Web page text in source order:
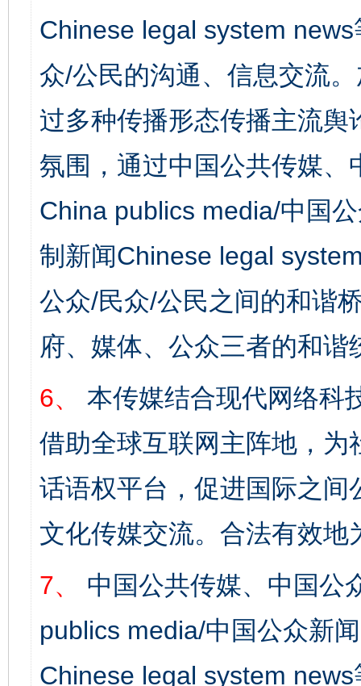
Chinese legal system
众/公民的沟通、信息交流
过多种传播形态传播主流
氛围，通过中国公共传媒
China publics media/中国
制新闻Chinese legal
公众/民众/公民之间的和谐
府、媒体、公众三者的和谐
6、
本传媒结合现代网络科
借助全球互联网主阵地，
话语权平台，促进国际之
文化传媒交流。合法有效地
7、
中国公共传媒、中国公
publics media/中国公众新
Chinese legal system